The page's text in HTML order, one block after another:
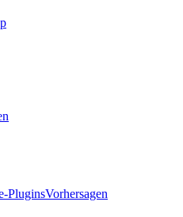
PluginsVorhersagen